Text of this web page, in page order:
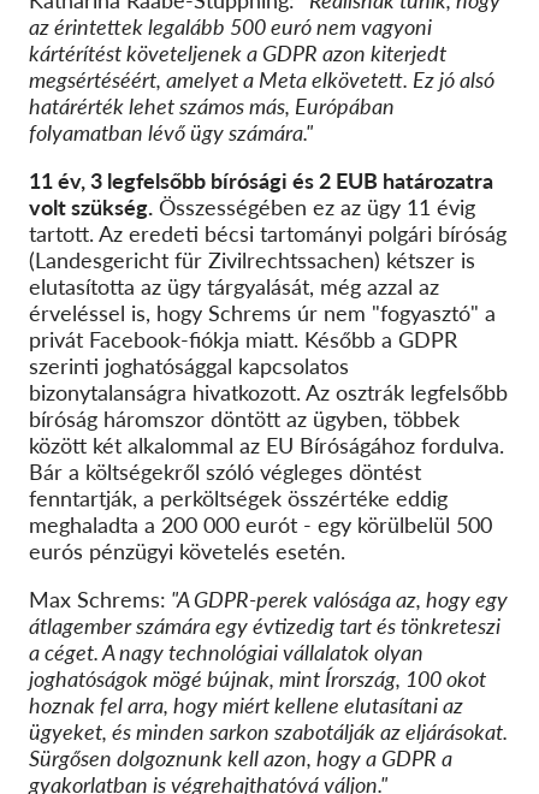
az érintettek legalább 500 euró nem vagyoni
kártérítést követeljenek a GDPR azon kiterjedt
megsértéséért, amelyet a Meta elkövetett. Ez jó alsó
határérték lehet számos más, Európában
folyamatban lévő ügy számára."
11 év, 3 legfelsőbb bírósági és 2 EUB határozatra
volt szükség. Összességében ez az ügy 11 évig
tartott. Az eredeti bécsi tartományi polgári bíróság
(Landesgericht für Zivilrechtssachen) kétszer is
elutasította az ügy tárgyalását, még azzal az
érveléssel is, hogy Schrems úr nem "fogyasztó" a
privát Facebook-fiókja miatt. Később a GDPR
szerinti joghatósággal kapcsolatos
bizonytalanságra hivatkozott. Az osztrák legfelsőbb
bíróság háromszor döntött az ügyben, többek
között két alkalommal az EU Bíróságához fordulva.
Bár a költségekről szóló végleges döntést
fenntartják, a perköltségek összértéke eddig
meghaladta a 200 000 eurót - egy körülbelül 500
eurós pénzügyi követelés esetén.
Max Schrems: "A GDPR-perek valósága az, hogy egy
átlagember számára egy évtizedig tart és tönkreteszi
a céget. A nagy technológiai vállalatok olyan
joghatóságok mögé bújnak, mint Írország, 100 okot
hoznak fel arra, hogy miért kellene elutasítani az
ügyeket, és minden sarkon szabotálják az eljárásokat.
Sürgősen dolgoznunk kell azon, hogy a GDPR a
gyakorlatban is végrehajthatóvá váljon."